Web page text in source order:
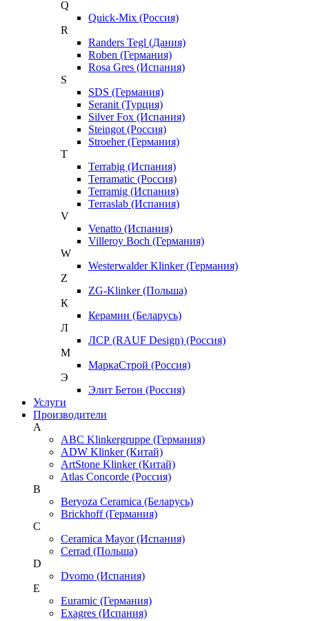
Q
Quick-Mix (Россия)
R
Randers Tegl (Дания)
Roben (Германия)
Rosa Gres (Испания)
S
SDS (Германия)
Seranit (Турция)
Silver Fox (Испания)
Steingot (Россия)
Stroeher (Германия)
T
Terrabig (Испания)
Terramatic (Россия)
Terramig (Испания)
Terraslab (Испания)
V
Venatto (Испания)
Villeroy Boch (Германия)
W
Westerwalder Klinker (Германия)
Z
ZG-Klinker (Польша)
К
Керамин (Беларусь)
Л
ЛСР (RAUF Design) (Россия)
М
МаркаСтрой (Россия)
Э
Элит Бетон (Россия)
Услуги
Производители
A
ABC Klinkergruppe (Германия)
ADW Klinker (Китай)
ArtStone Klinker (Китай)
Atlas Concorde (Россия)
B
Beryoza Ceramica (Беларусь)
Brickhoff (Германия)
C
Ceramica Mayor (Испания)
Cerrad (Польша)
D
Dvomo (Испания)
E
Euramic (Германия)
Exagres (Испания)